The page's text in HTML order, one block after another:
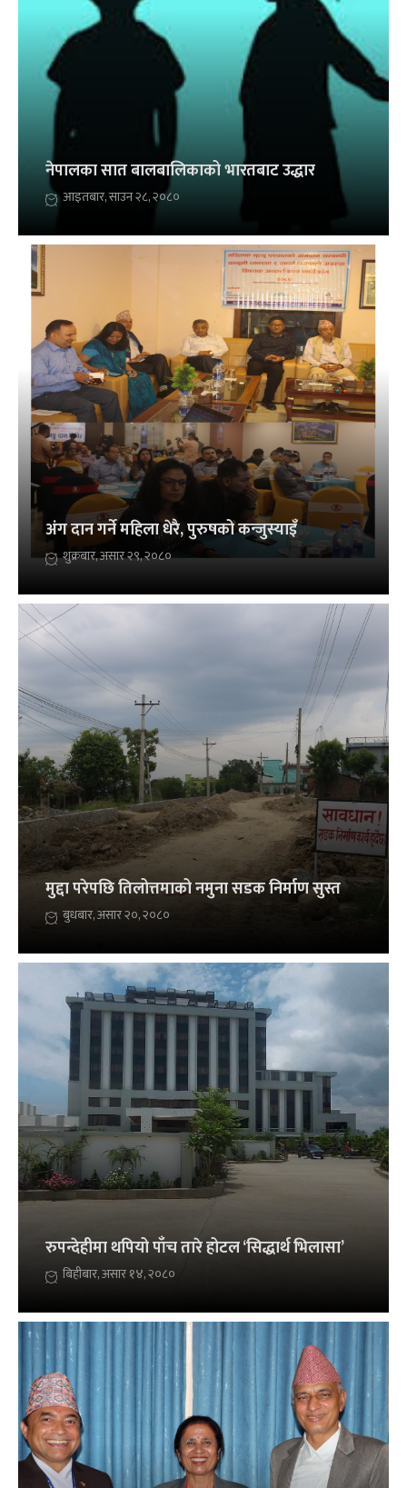
नेपालका सात बालबालिकाको भारतबाट उद्धार
आइतबार, साउन २८, २०८०
अंग दान गर्ने महिला धेरै, पुरुषको कन्जुस्याइँ
शुक्रबार, असार २९, २०८०
मुद्दा परेपछि तिलोत्तमाको नमुना सडक निर्माण सुस्त
बुधबार, असार २०, २०८०
रुपन्देहीमा थपियो पाँच तारे होटल ‘सिद्धार्थ भिलासा’
बिहीबार, असार १४, २०८०